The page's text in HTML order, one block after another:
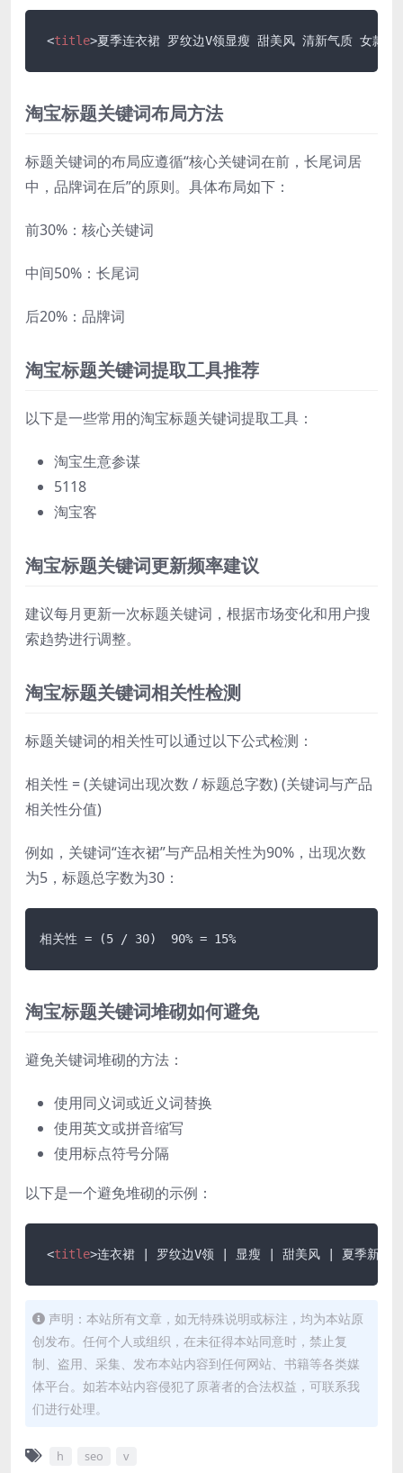
<title>夏季连衣裙 罗纹边V领显瘦 甜美风 清新气质 女款
淘宝标题关键词布局方法
标题关键词的布局应遵循“核心关键词在前，长尾词居
中，品牌词在后”的原则。具体布局如下：
前30%：核心关键词
中间50%：长尾词
后20%：品牌词
淘宝标题关键词提取工具推荐
以下是一些常用的淘宝标题关键词提取工具：
淘宝生意参谋
5118
淘宝客
淘宝标题关键词更新频率建议
建议每月更新一次标题关键词，根据市场变化和用户搜
索趋势进行调整。
淘宝标题关键词相关性检测
标题关键词的相关性可以通过以下公式检测：
相关性 = (关键词出现次数 / 标题总字数) (关键词与产品
相关性分值)
例如，关键词“连衣裙”与产品相关性为90%，出现次数
为5，标题总字数为30：
相关性 = (5 / 30)  90% = 15%
淘宝标题关键词堆砌如何避免
避免关键词堆砌的方法：
使用同义词或近义词替换
使用英文或拼音缩写
使用标点符号分隔
以下是一个避免堆砌的示例：
<title>连衣裙 | 罗纹边V领 | 显瘦 | 甜美风 | 夏季新款
声明：本站所有文章，如无特殊说明或标注，均为本站原
创发布。任何个人或组织，在未征得本站同意时，禁止复
制、盗用、采集、发布本站内容到任何网站、书籍等各类媒
体平台。如若本站内容侵犯了原著者的合法权益，可联系我
们进行处理。
h seo v